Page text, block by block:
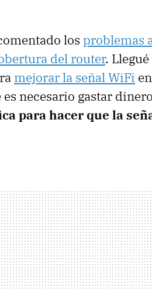
los problemas
del router.
mejorar la señal WiFi
necesario gastar
para hacer que la